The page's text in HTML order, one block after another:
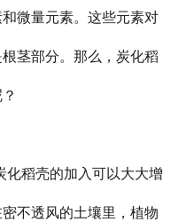
新闻资讯
在线留言
微量元素。这些元素对
茎部分。那么，炭化稻
化稻壳的加入可以大大增
不透风的土壤里，植物